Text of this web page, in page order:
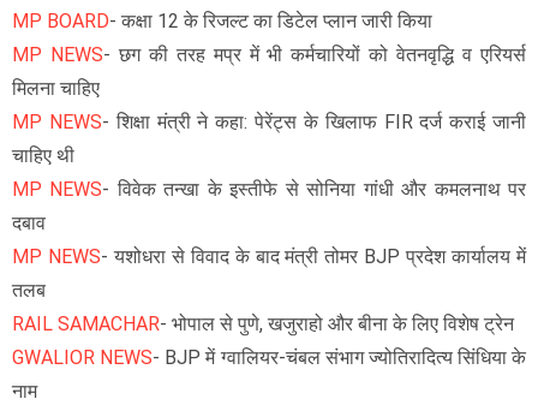
MP BOARD- कक्षा 12 के रिजल्ट का डिटेल प्लान जारी किया
MP NEWS- छग की तरह मप्र में भी कर्मचारियों को वेतनवृद्धि व एरियर्स
मिलना चाहिए
MP NEWS- शिक्षा मंत्री ने कहा: पेरेंट्स के खिलाफ FIR दर्ज कराई जानी
चाहिए थी
MP NEWS- विवेक तन्खा के इस्तीफे से सोनिया गांधी और कमलनाथ पर
दबाव
MP NEWS- यशोधरा से विवाद के बाद मंत्री तोमर BJP प्रदेश कार्यालय में
तलब
RAIL SAMACHAR- भोपाल से पुणे, खजुराहो और बीना के लिए विशेष ट्रेन
GWALIOR NEWS- BJP में ग्वालियर-चंबल संभाग ज्योतिरादित्य सिंधिया के
नाम